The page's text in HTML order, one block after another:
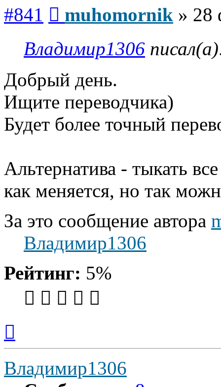
#841 muhomornik » 28
Владимир1306
Добрый день.
Ищите переводчика)
Будет более точный
Альтернатива - тыкать
как меняется, но так
За это сообщение автора
Владимир1306
Рейтинг: 5%
началу
Владимир1306